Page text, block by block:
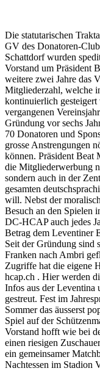
Die statutarischen
GV des Donatoren-
Schattdorf wurden
Vorstand um Präsident
weitere zwei Jahre das
Mitgliederzahl, welche
kontinuierlich
vergangenen
Gründung vor sechs
70 Donatoren und
grosse Anstrengungen
können. Präsident Beat
die Mitgliederwerbung
sondern auch in der
gesamten
will. Nebst der
Besuch an den Spielen
DC-HCAP auch jedes
Betrag dem Leventiner
Seit der Gründung sind
Franken nach Ambri
Zugriffe hat die eigene
hcap.ch . Hier werden
Infos aus der Leventina
gestreut. Fest im
Sommer das äusserst
Spiel auf der
Vorstand hofft wie bei
einen riesigen
ein gemeinsamer
Nachtessen im Stadion